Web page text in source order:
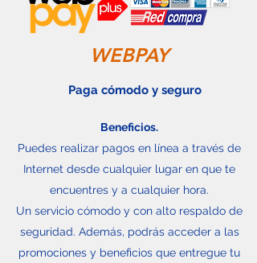
WEBPAY
Paga cómodo y seguro
Beneficios.
Puedes realizar pagos en línea a través de
Internet desde cualquier lugar en que te
encuentres y a cualquier hora.
Un servicio cómodo y con alto respaldo de
seguridad. Además, podrás acceder a las
promociones y beneficios que entregue tu